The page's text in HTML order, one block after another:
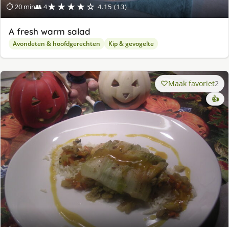
⏱ 20 min👥 4★★★★☆ 4.15 (13)
A fresh warm salad
Avondeten & hoofdgerechten Kip & gevogelte
Maak favoriet2
👍